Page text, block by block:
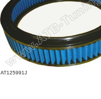
AT125991J